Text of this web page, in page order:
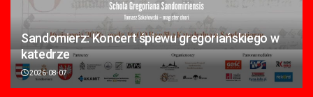
Sandomierz: Koncert śpiewu gregoriańskiego w
katedrze
2026-08-07